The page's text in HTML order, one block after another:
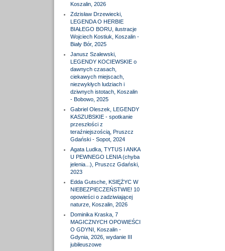
Koszalin, 2026
Zdzisław Drzewiecki,
LEGENDA O HERBIE
BIAŁEGO BORU, ilustracje
Wojciech Kostiuk, Koszalin -
Biały Bór, 2025
Janusz Szalewski,
LEGENDY KOCIEWSKIE o
dawnych czasach,
ciekawych miejscach,
niezwykłych ludziach i
dziwnych istotach, Koszalin
- Bobowo, 2025
Gabriel Oleszek, LEGENDY
KASZUBSKIE - spotkanie
przeszłości z
teraźniejszością, Pruszcz
Gdański - Sopot, 2024
Agata Ludka, TYTUS I ANKA
U PEWNEGO LENIA (chyba
jelenia...), Pruszcz Gdański,
2023
Edda Gutsche, KSIĘŻYC W
NIEBEZPIECZEŃSTWIE! 10
opowieści o zadziwiającej
naturze, Koszalin, 2026
Dominika Kraska, 7
MAGICZNYCH OPOWIEŚCI
O GDYNI, Koszalin -
Gdynia, 2026, wydanie III
jubileuszowe